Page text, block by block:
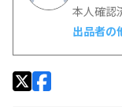
本人確認
出品者の